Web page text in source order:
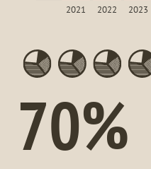
2021 2022 2023
70%